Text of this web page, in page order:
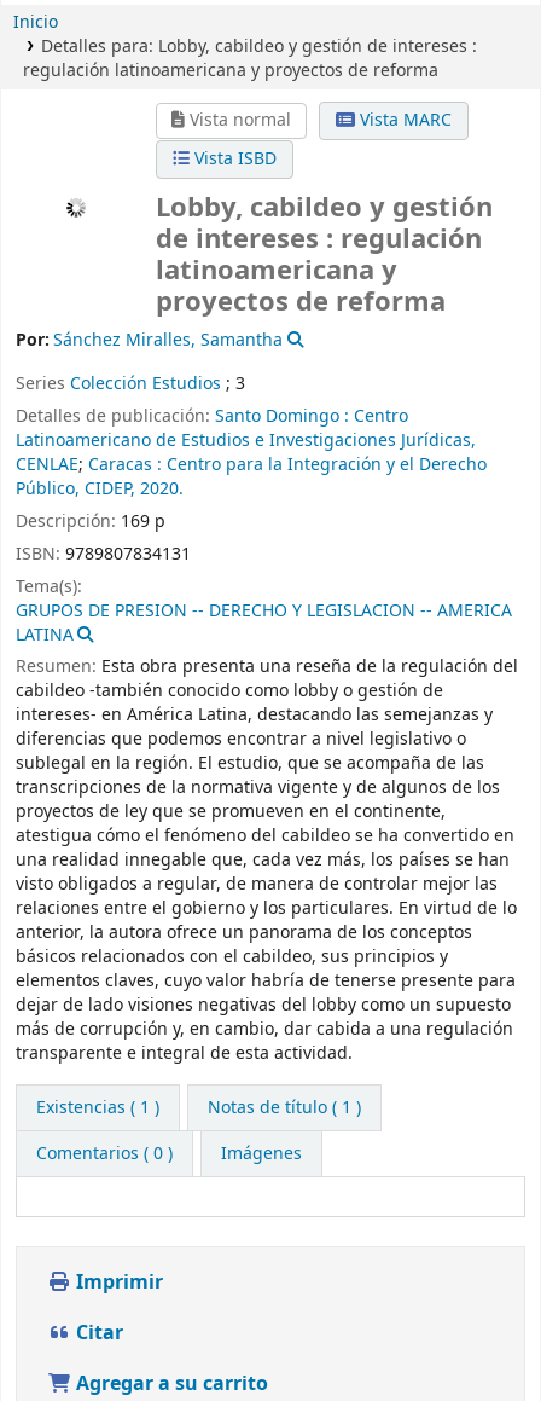
Inicio
Detalles para: Lobby, cabildeo y gestión de intereses :
regulación latinoamericana y proyectos de reforma
Vista normal
Vista MARC
Vista ISBD
Lobby, cabildeo y gestión
de intereses : regulación
latinoamericana y
proyectos de reforma
Por:Sánchez Miralles, Samantha
Series Colección Estudios ; 3
Detalles de publicación: Santo Domingo : Centro
Latinoamericano de Estudios e Investigaciones Jurídicas,
CENLAE; Caracas : Centro para la Integración y el Derecho
Público, CIDEP, 2020.
Descripción: 169 p
ISBN: 9789807834131
Tema(s):
GRUPOS DE PRESION -- DERECHO Y LEGISLACION -- AMERICA
LATINA
Resumen: Esta obra presenta una reseña de la regulación del
cabildeo -también conocido como lobby o gestión de
intereses- en América Latina, destacando las semejanzas y
diferencias que podemos encontrar a nivel legislativo o
sublegal en la región. El estudio, que se acompaña de las
transcripciones de la normativa vigente y de algunos de los
proyectos de ley que se promueven en el continente,
atestigua cómo el fenómeno del cabildeo se ha convertido en
una realidad innegable que, cada vez más, los países se han
visto obligados a regular, de manera de controlar mejor las
relaciones entre el gobierno y los particulares. En virtud de lo
anterior, la autora ofrece un panorama de los conceptos
básicos relacionados con el cabildeo, sus principios y
elementos claves, cuyo valor habría de tenerse presente para
dejar de lado visiones negativas del lobby como un supuesto
más de corrupción y, en cambio, dar cabida a una regulación
transparente e integral de esta actividad.
Existencias ( 1 )
Notas de título ( 1 )
Comentarios ( 0 )
Imágenes
Imprimir
Citar
Agregar a su carrito